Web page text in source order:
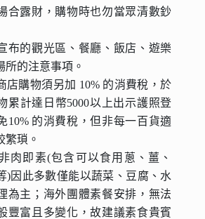
合露財，購物時也勿當眾清數鈔
布的觀光區、餐廳、飯店、遊樂
所的注意事項。
店購物須另加 10% 的消費稅，於
累計達日幣5000以上出示護照登
10% 的消費稅，但非每一百貨適
繁瑣。
⾁即素(包含可以食⽤蔥、薑、
)因此多數僅能以蔬菜、豆腐、⽔
為主；海外團體素餐安排，無法
豐富且多變化，故建議素食貴賓